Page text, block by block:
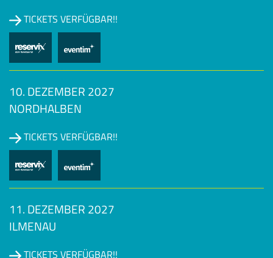
TICKETS VERFÜGBAR!!
10. DEZEMBER 2027
NORDHALBEN
TICKETS VERFÜGBAR!!
11. DEZEMBER 2027
ILMENAU
TICKETS VERFÜGBAR!!